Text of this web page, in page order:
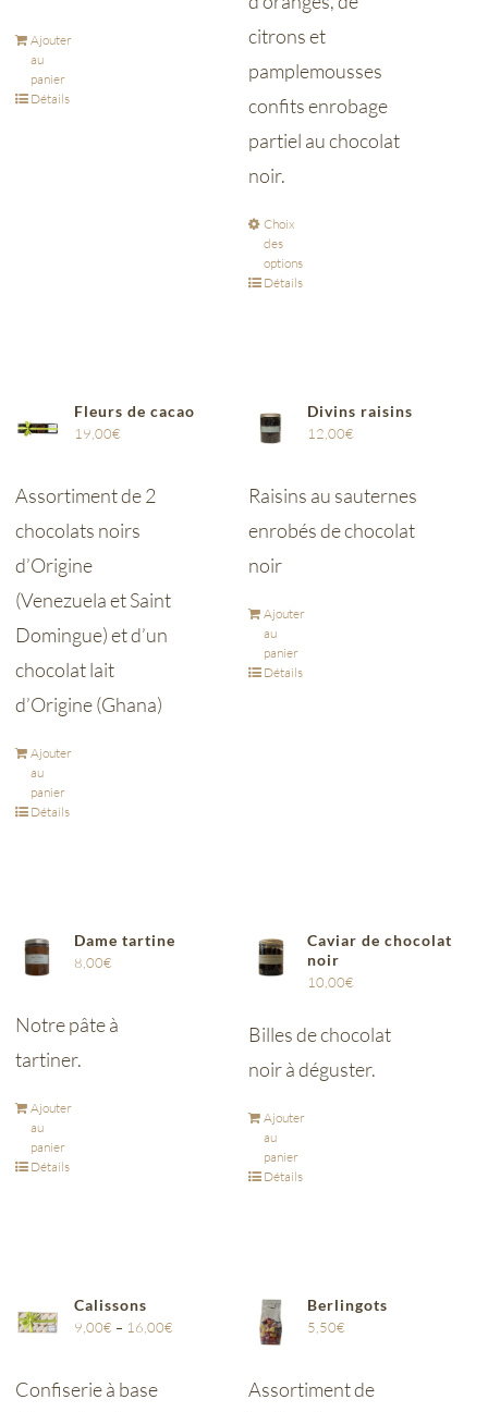
Ajouter
au
panier
Détails
citrons et
pamplemousses
confits enrobage
partiel au chocolat
noir.
Choix
des
options
Détails
Fleurs de cacao
19,00€
Assortiment de 2
chocolats noirs
d’Origine
(Venezuela et Saint
Domingue) et d’un
chocolat lait
d’Origine (Ghana)
Ajouter
au
panier
Détails
Divins raisins
12,00€
Raisins au sauternes
enrobés de chocolat
noir
Ajouter
au
panier
Détails
Dame tartine
8,00€
Notre pâte à
tartiner.
Ajouter
au
panier
Détails
Caviar de chocolat
noir
10,00€
Billes de chocolat
noir à déguster.
Ajouter
au
panier
Détails
Calissons
9,00€ – 16,00€
Confiserie à base
Berlingots
5,50€
Assortiment de